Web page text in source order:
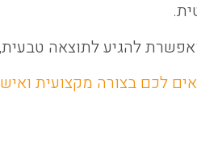
להגיע לתוצאה
לכם בצורה מקצועית